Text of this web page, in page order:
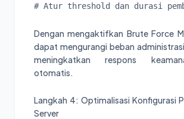
# Atur threshold dan durasi
Dengan mengaktifkan Brute Force
dapat mengurangi beban
meningkatkan respons
otomatis.
Langkah 4: Optimalisasi Konfigurasi
Server